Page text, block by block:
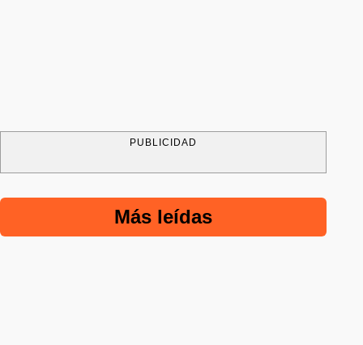
PUBLICIDAD
Más leídas